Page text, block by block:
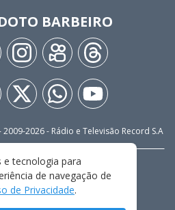
BARBEIRO
2009-2026- Rádio e Televisão Record S.A
CONOSCO
PRIVACIDADE
DE USO
tecnologia para
de navegação de
de Privacidade.